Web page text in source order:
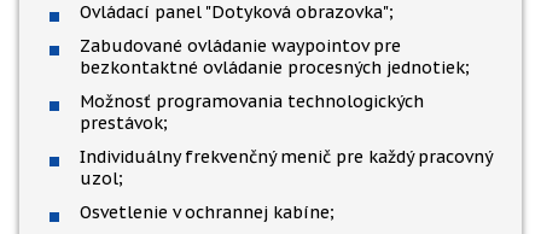
Ovládací panel "Dotyková obrazovka";
Zabudované ovládanie waypointov pre
bezkontaktné ovládanie procesných jednotiek;
Možnosť programovania technologických
prestávok;
Individuálny frekvenčný menič pre každý pracovný
uzol;
Osvetlenie v ochrannej kabíne;